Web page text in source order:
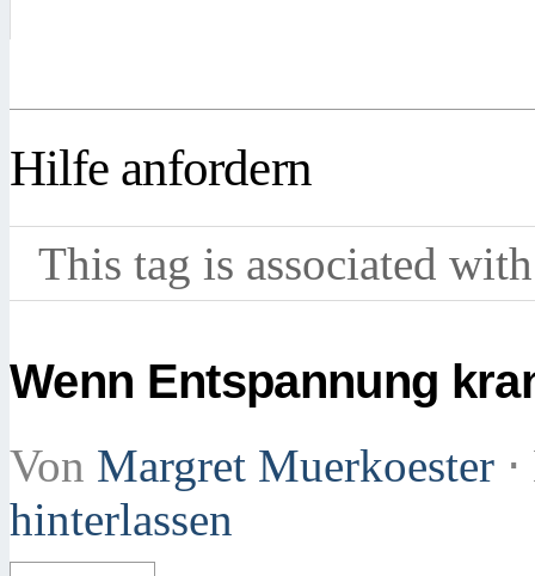
Hilfe anfordern
This tag is associated
Wenn Entspannung
Von Margret Muerkoester ⋅
hinterlassen